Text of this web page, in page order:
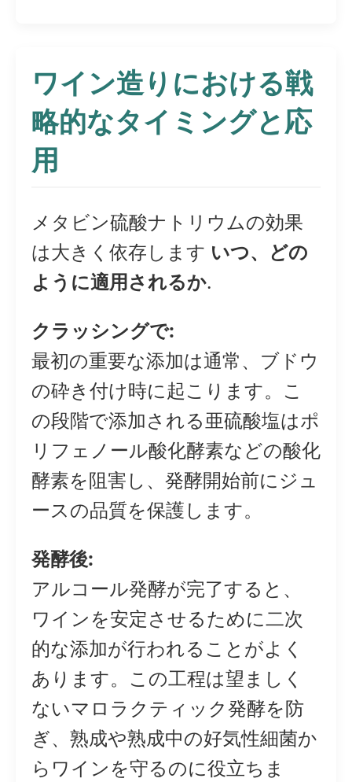
ワイン造りにおける戦
略的なタイミングと応
用
メタビン硫酸ナトリウムの効果
は大きく依存します いつ、どの
ように適用されるか.
クラッシングで:
最初の重要な添加は通常、ブドウ
の砕き付け時に起こります。こ
の段階で添加される亜硫酸塩はポ
リフェノール酸化酵素などの酸化
酵素を阻害し、発酵開始前にジュ
ースの品質を保護します。
発酵後:
アルコール発酵が完了すると、
ワインを安定させるために二次
的な添加が行われることがよく
あります。この工程は望ましく
ないマロラクティック発酵を防
ぎ、熟成や熟成中の好気性細菌か
らワインを守るのに役立ちま